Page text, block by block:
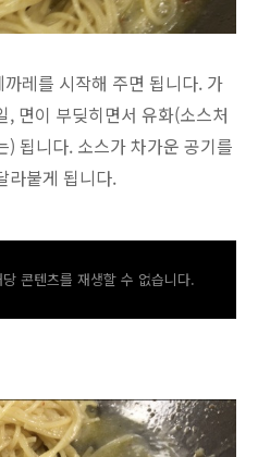
레를 시작해 주면 됩니다. 가
면이 부딪히면서 유화(소스처
) 됩니다. 소스가 차가운 공기를
라붙게 됩니다.
콘텐츠를 재생할 수 없습니다.